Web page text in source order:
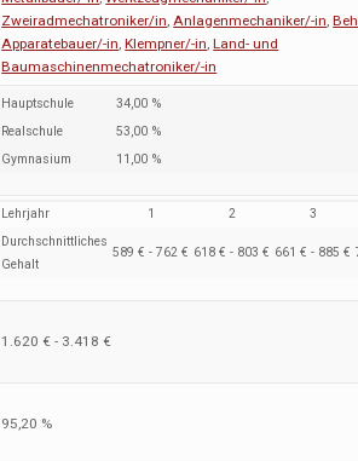
Zweiradmechatroniker/in,Anlagenmechaniker/-in,
Apparatebauer/-in,Klempner/-in,Land- und
Baumaschinenmechatroniker/-in
Hauptschule
34,00 %
Realschule
53,00 %
Gymnasium
11,00 %
Lehrjahr 1 2
3
Durchschnittliches
Gehalt
589 € - 762 € 618 € - 803 € 661 € - 885 €
1.620 € - 3.418 €
95,20 %